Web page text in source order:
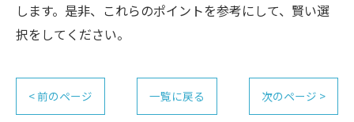
します。是非、これらのポイントを参考にして、賢い選
択をしてください。
< 前のページ 一覧に戻る 次のページ >